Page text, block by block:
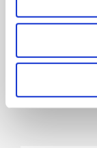
10 Novembre 2023